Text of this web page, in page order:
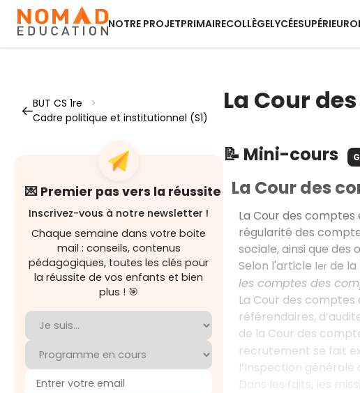
NOTRE PROJETPRIMAIRECOLLÈGELYCÉESUPÉRIEUR
BUT CS 1re
>
Cadre politique et institutionnel (S1)
💌 Premier pas vers la réussite
Inscrivez-vous à notre newsletter !
Chaque semaine dans votre boite
mail : conseils, contenus
pédagogiques, toutes les clés pour
la réussite de vos enfants et bien
plus ! 🎯
La Cour
📝 Mini-cours
La Cour des
La Cour des comptes
régularité des
sociale, ainsi que des
Selon l'article Ierde la
les comptes des
La Cour des comptes
référendaires,
de la Cour des
recrutement se fait
l’Inspection générale
Dans les faits, les